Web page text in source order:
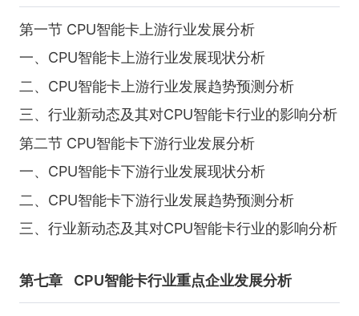
第一节 CPU智能卡上游行业发展分析
一、CPU智能卡上游行业发展现状分析
二、CPU智能卡上游行业发展趋势预测分析
三、行业新动态及其对CPU智能卡行业的影响分析
第二节 CPU智能卡下游行业发展分析
一、CPU智能卡下游行业发展现状分析
二、CPU智能卡下游行业发展趋势预测分析
三、行业新动态及其对CPU智能卡行业的影响分析
第七章 CPU智能卡行业重点企业发展分析